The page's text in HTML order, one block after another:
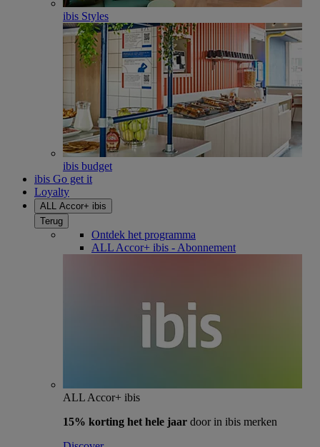
ibis Styles
ibis budget
ibis Go get it
Loyalty
ALL Accor+ ibis
Terug
Ontdek het programma
ALL Accor+ ibis - Abonnement
ALL Accor+ ibis
15% korting het hele jaar door in ibis merken